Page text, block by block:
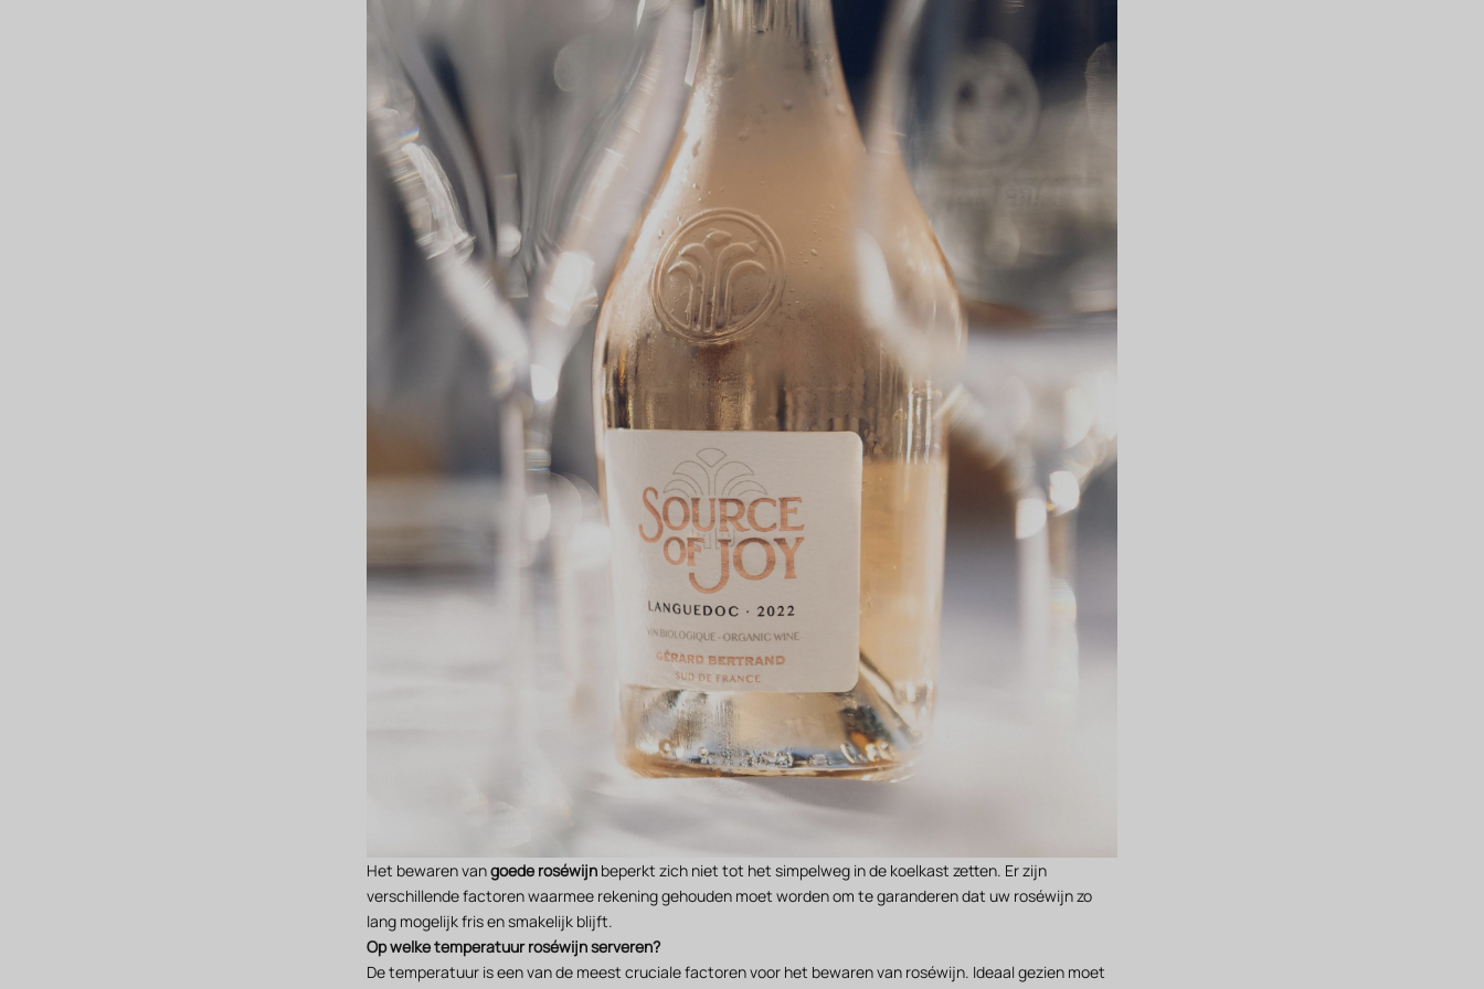
Het bewaren vangoede roséwijn beperkt zich niet tot het simpelweg in de koelkast zetten. Er zijn
verschillende factoren waarmee rekening gehouden moet worden om te garanderen dat uw roséwijn zo
lang mogelijk fris en smakelijk blijft.
Op welke temperatuur roséwijn serveren?
De temperatuur is een van de meest cruciale factoren voor het bewaren van roséwijn. Ideaal gezien moet